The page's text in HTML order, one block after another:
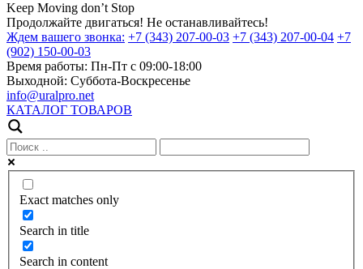
Keep Moving don’t Stop
Продолжайте двигаться! Не останавливайтесь!
Ждем вашего звонка: +7 (343) 207-00-03 +7 (343) 207-00-04 +7
(902) 150-00-03
Время работы: Пн-Пт с 09:00-18:00
Выходной: Суббота-Воскресенье
info@uralpro.net
КАТАЛОГ ТОВАРОВ
Exact matches only
Search in title
Search in content